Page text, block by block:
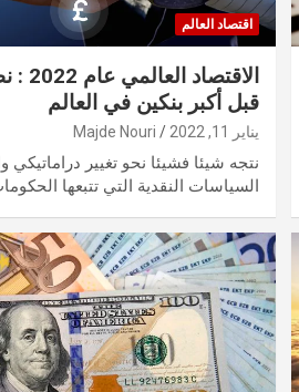
اقتصاد العالم
قبل أكبر بنكين في العالم
يناير 11, 2022 Majde Nouri
نتجه شيئا فشيئا نحو تغيير
السياسات النقدية التي تتبعها